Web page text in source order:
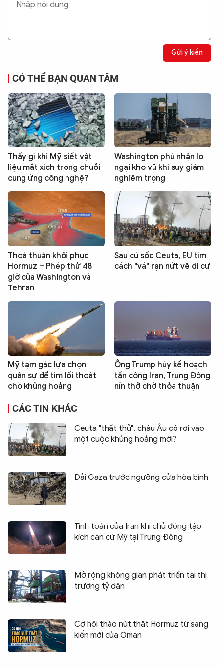
Gửi ý kiến
CÓ THỂ BẠN QUAN TÂM
Thấy gì khi Mỹ siết vật
liệu mắt xích trong chuỗi
cung ứng công nghệ?
Washington phủ nhận lo
ngại kho vũ khí suy giảm
nghiêm trọng
Thoả thuận khôi phục
Hormuz – Phép thử 48
giờ của Washington và
Tehran
Sau cú sốc Ceuta, EU tìm
cách "vá" rạn nứt về di cư
Mỹ tạm gác lựa chọn
quân sự để tìm lối thoát
cho khủng hoảng
Ông Trump hủy kế hoạch
tấn công Iran, Trung Đông
nín thở chờ thỏa thuận
CÁC TIN KHÁC
Ceuta "thất thủ", châu Âu có rơi vào
một cuộc khủng hoảng mới?
Dải Gaza trước ngưỡng cửa hòa bình
Tính toán của Iran khi chủ động tập
kích căn cứ Mỹ tại Trung Đông
Mở rộng không gian phát triển tại thị
trường tỷ dân
Cơ hội tháo nút thắt Hormuz từ sáng
kiến mới của Oman